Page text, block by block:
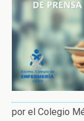
por el Colegio